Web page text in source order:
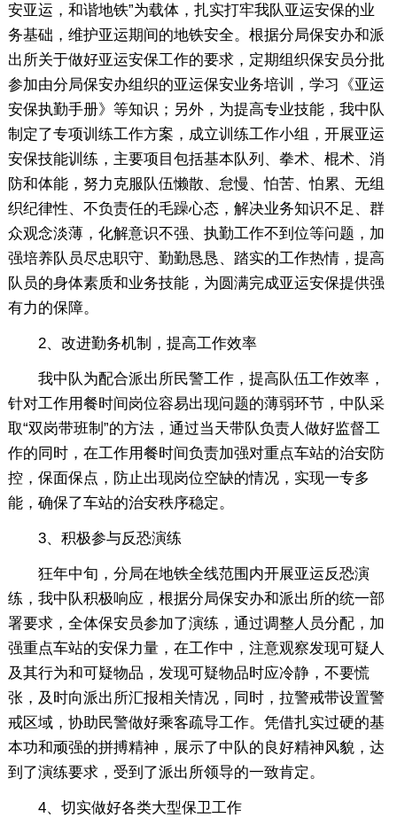
安亚运，和谐地铁”为载体，扎实打牢我队亚运安保的业
务基础，维护亚运期间的地铁安全。根据分局保安办和派
出所关于做好亚运安保工作的要求，定期组织保安员分批
参加由分局保安办组织的亚运保安业务培训，学习《亚运
安保执勤手册》等知识；另外，为提高专业技能，我中队
制定了专项训练工作方案，成立训练工作小组，开展亚运
安保技能训练，主要项目包括基本队列、拳术、棍术、消
防和体能，努力克服队伍懒散、怠慢、怕苦、怕累、无组
织纪律性、不负责任的毛躁心态，解决业务知识不足、群
众观念淡薄，化解意识不强、执勤工作不到位等问题，加
强培养队员尽忠职守、勤勤恳恳、踏实的工作热情，提高
队员的身体素质和业务技能，为圆满完成亚运安保提供强
有力的保障。
2、改进勤务机制，提高工作效率
我中队为配合派出所民警工作，提高队伍工作效率，
针对工作用餐时间岗位容易出现问题的薄弱环节，中队采
取“双岗带班制”的方法，通过当天带队负责人做好监督工
作的同时，在工作用餐时间负责加强对重点车站的治安防
控，保面保点，防止出现岗位空缺的情况，实现一专多
能，确保了车站的治安秩序稳定。
3、积极参与反恐演练
狂年中旬，分局在地铁全线范围内开展亚运反恐演
练，我中队积极响应，根据分局保安办和派出所的统一部
署要求，全体保安员参加了演练，通过调整人员分配，加
强重点车站的安保力量，在工作中，注意观察发现可疑人
及其行为和可疑物品，发现可疑物品时应冷静，不要慌
张，及时向派出所汇报相关情况，同时，拉警戒带设置警
戒区域，协助民警做好乘客疏导工作。凭借扎实过硬的基
本功和顽强的拼搏精神，展示了中队的良好精神风貌，达
到了演练要求，受到了派出所领导的一致肯定。
4、切实做好各类大型保卫工作